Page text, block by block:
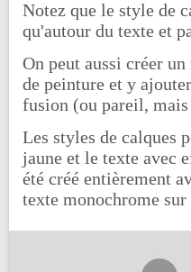
Notez que le style de
qu'autour du texte et
On peut aussi créer
de peinture et y
fusion (ou pareil,
Les styles de calques
jaune et le texte avec
été créé entièrement
texte monochrome